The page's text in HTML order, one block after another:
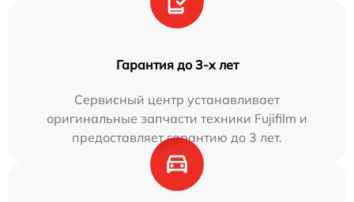
Гарантия до 3-х лет
Сервисный центр устанавливает
оригинальные запчасти техники Fujifilm и
предоставляет гарантию до 3 лет.